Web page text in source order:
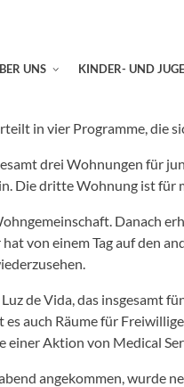
UNS KINDER- UND
in vier Programme, die
drei Wohnungen für
Die dritte Wohnung ist
Danach
von einem Tag auf den
de Vida, das insgesamt
auch Räume für
einer Aktion von Medical
angekommen, wurde